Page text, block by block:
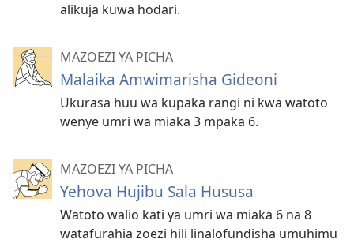
alikuja kuwa hodari.
MAZOEZI YA PICHA
Malaika Amwimarisha Gideoni
Ukurasa huu wa kupaka rangi ni kwa watoto
wenye umri wa miaka 3 mpaka 6.
MAZOEZI YA PICHA
Yehova Hujibu Sala Hususa
Watoto walio kati ya umri wa miaka 6 na 8
watafurahia zoezi hili linalofundisha umuhimu